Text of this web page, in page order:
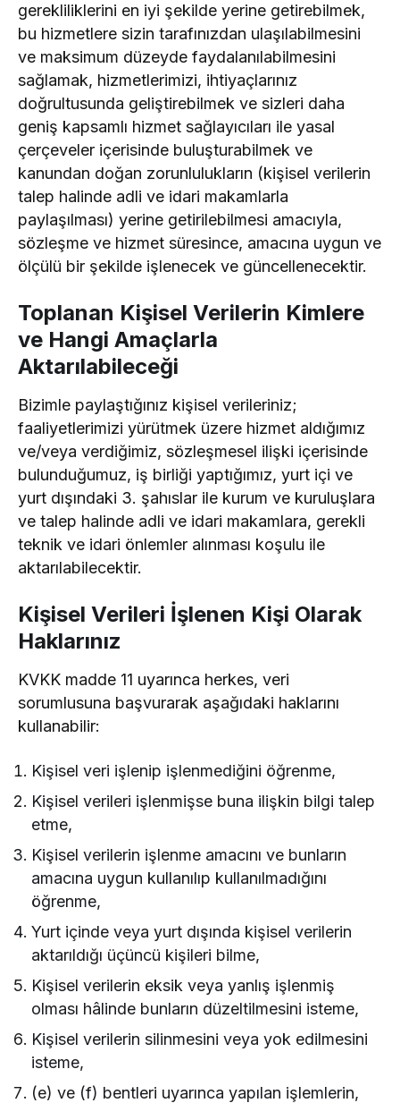
gerekliliklerini en iyi şekilde yerine getirebilmek,
bu hizmetlere sizin tarafınızdan ulaşılabilmesini
ve maksimum düzeyde faydalanılabilmesini
sağlamak, hizmetlerimizi, ihtiyaçlarınız
doğrultusunda geliştirebilmek ve sizleri daha
geniş kapsamlı hizmet sağlayıcıları ile yasal
çerçeveler içerisinde buluşturabilmek ve
kanundan doğan zorunlulukların (kişisel verilerin
talep halinde adli ve idari makamlarla
paylaşılması) yerine getirilebilmesi amacıyla,
sözleşme ve hizmet süresince, amacına uygun ve
ölçülü bir şekilde işlenecek ve güncellenecektir.
Toplanan Kişisel Verilerin Kimlere
ve Hangi Amaçlarla
Aktarılabileceği
Bizimle paylaştığınız kişisel verileriniz;
faaliyetlerimizi yürütmek üzere hizmet aldığımız
ve/veya verdiğimiz, sözleşmesel ilişki içerisinde
bulunduğumuz, iş birliği yaptığımız, yurt içi ve
yurt dışındaki 3. şahıslar ile kurum ve kuruluşlara
ve talep halinde adli ve idari makamlara, gerekli
teknik ve idari önlemler alınması koşulu ile
aktarılabilecektir.
Kişisel Verileri İşlenen Kişi Olarak
Haklarınız
KVKK madde 11 uyarınca herkes, veri
sorumlusuna başvurarak aşağıdaki haklarını
kullanabilir:
Kişisel veri işlenip işlenmediğini öğrenme,
Kişisel verileri işlenmişse buna ilişkin bilgi talep
etme,
Kişisel verilerin işlenme amacını ve bunların
amacına uygun kullanılıp kullanılmadığını
öğrenme,
Yurt içinde veya yurt dışında kişisel verilerin
aktarıldığı üçüncü kişileri bilme,
Kişisel verilerin eksik veya yanlış işlenmiş
olması hâlinde bunların düzeltilmesini isteme,
Kişisel verilerin silinmesini veya yok edilmesini
isteme,
(e) ve (f) bentleri uyarınca yapılan işlemlerin,